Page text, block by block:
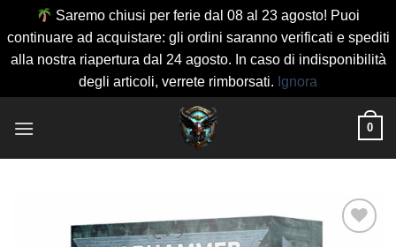
Saremo chiusi per ferie dal 08 al 23 agosto! Puoi
continuare ad acquistare: gli ordini saranno verificati e spediti
alla nostra riapertura dal 24 agosto. In caso di indisponibilità
degli articoli, verrete rimborsati. Ignora
0